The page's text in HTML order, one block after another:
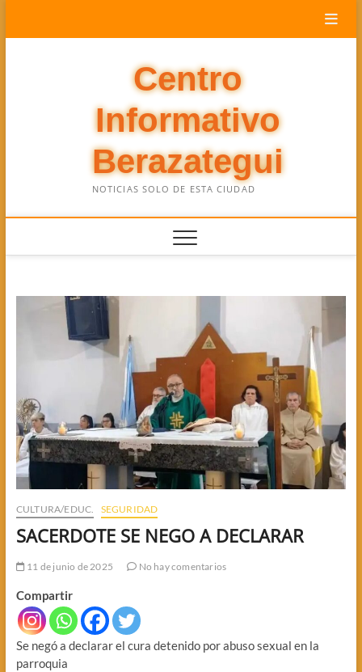
Centro
Informativo
Berazategui
NOTICIAS SOLO DE ESTA CIUDAD
CULTURA/EDUC. SEGURIDAD
SACERDOTE SE NEGO A DECLARAR
11 de junio de 2025 No hay comentarios
Compartir
Se negó a declarar el cura detenido por abuso sexual en la
parroquia